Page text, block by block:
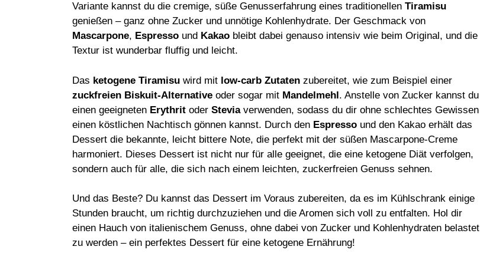
Variante kannst du die cremige, süße Genusserfahrung eines traditionellen Tiramisu
genießen – ganz ohne Zucker und unnötige Kohlenhydrate. Der Geschmack von
Mascarpone, Espresso und Kakao bleibt dabei genauso intensiv wie beim Original, und die
Textur ist wunderbar fluffig und leicht.
Das ketogene Tiramisu wird mit low-carb Zutaten zubereitet, wie zum Beispiel einer
zuckfreien Biskuit-Alternative oder sogar mit Mandelmehl. Anstelle von Zucker kannst du
einen geeigneten Erythrit oder Steviaverwenden, sodass du dir ohne schlechtes Gewissen
einen köstlichen Nachtisch gönnen kannst. Durch den Espresso und den Kakao erhält das
Dessert die bekannte, leicht bittere Note, die perfekt mit der süßen Mascarpone-Creme
harmoniert. Dieses Dessert ist nicht nur für alle geeignet, die eine ketogene Diät verfolgen,
sondern auch für alle, die sich nach einem leichten, zuckerfreien Genuss sehnen.
Und das Beste? Du kannst das Dessert im Voraus zubereiten, da es im Kühlschrank einige
Stunden braucht, um richtig durchzuziehen und die Aromen sich voll zu entfalten. Hol dir
einen Hauch von italienischem Genuss, ohne dabei von Zucker und Kohlenhydraten belastet
zu werden – ein perfektes Dessert für eine ketogene Ernährung!